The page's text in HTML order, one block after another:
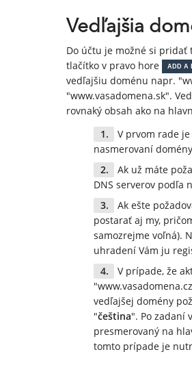
Vedľajšia
Do účtu je možné si pridať
tlačítko v pravo hore
ADD A
vedľajšiu doménu napr.
"www.vasadomena.sk".
rovnaký obsah ako na
V prvom rade
nasmerovaní
Ak už máte
DNS serverov podľa
Ak ešte
postarať aj my,
samozrejme voľná).
uhradení Vám ju
V prípade, že
vedľajšej domény
"čeština". Po zadaní
presmerovaný na
tomto prípade je